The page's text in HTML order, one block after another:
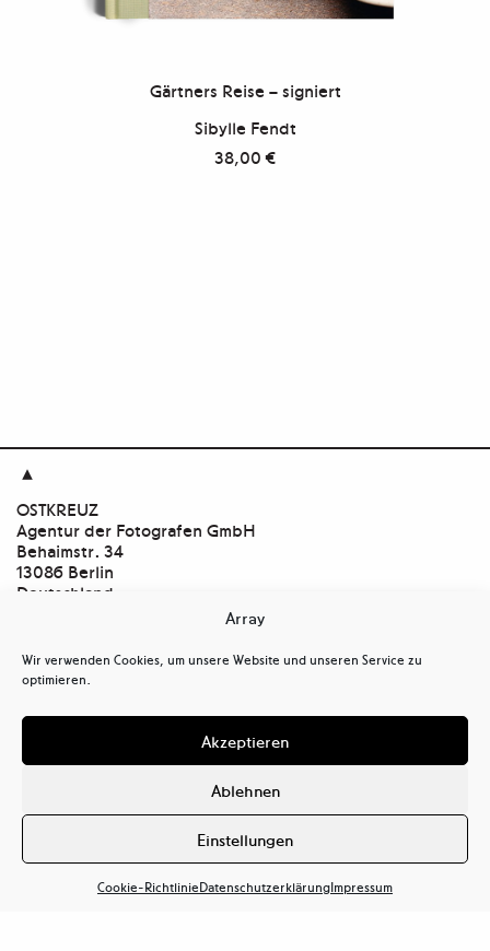
Array
Wir verwenden Cookies, um unsere Website und unseren Service zu
optimieren.
Akzeptieren
Ablehnen
Einstellungen
Cookie-RichtlinieDatenschutzerklärungImpressum
Gärtners Reise – signiert
Sibylle Fendt
38,00€

OSTKREUZ
Agentur der Fotografen GmbH
Behaimstr. 34
13086 Berlin
Deutschland
tel+ 49(0)30.47 37 39 39
mail@ostkreuz.de
Mein Konto
Warenkorb
Datenschutzerklärung (EU)
Haftungsausschluss
Impressum